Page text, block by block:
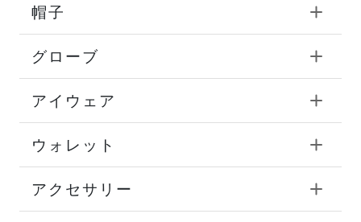
帽子
グローブ
アイウェア
ウォレット
アクセサリー